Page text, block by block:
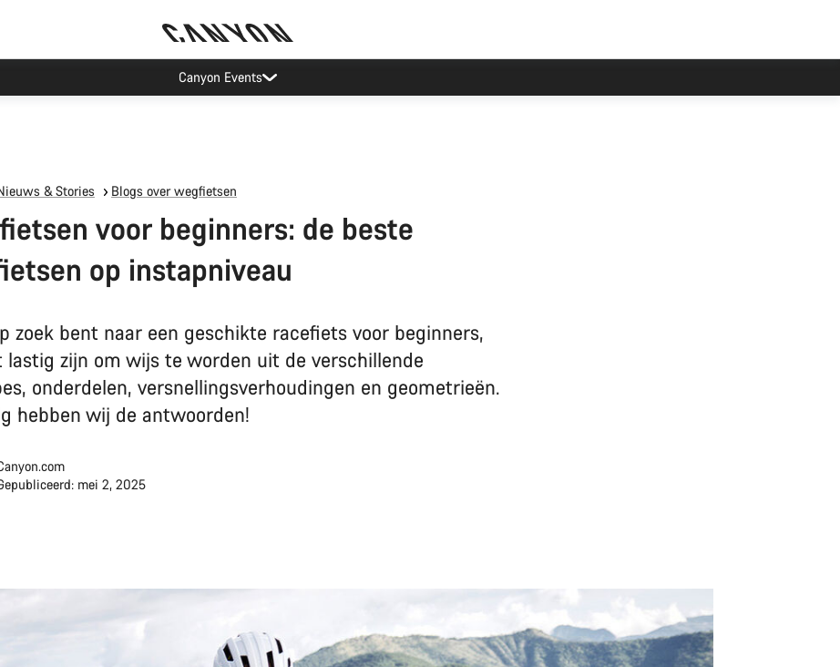
Canyon Events
& Stories Blogs over wegfietsen
voor beginners: de beste
op instapniveau
zoek bent naar een geschikte racefiets voor beginners,
lastig zijn om wijs te worden uit de verschillende
onderdelen, versnellingsverhoudingen en geometrieën.
hebben wij de antwoorden!
mei 2, 2025